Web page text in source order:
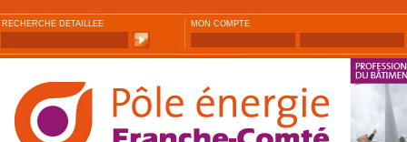
RECHERCHE DETAILLEE MON COMPTE